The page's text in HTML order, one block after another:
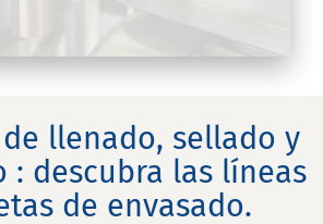
llenado, sellado y
: descubra las líneas
de envasado.